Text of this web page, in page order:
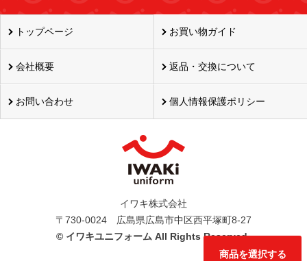
商品を選択する
トップページ お買い物ガイド
会社概要 返品・交換について
お問い合わせ 個人情報保護ポリシー
イワキ株式会社
〒730-0024 広島県広島市中区西平塚町8-27
© イワキユニフォーム All Rights Reserved.